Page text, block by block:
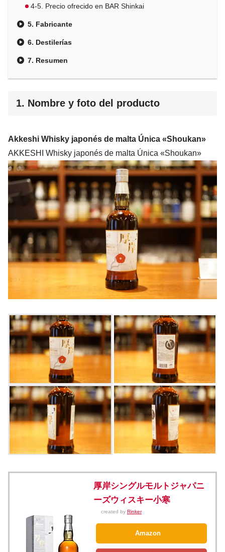
4-5. Precio ofrecido en BAR Shinkai
5. Fabricante
6. Destilerías
7. Resumen
1. Nombre y foto del producto
Akkeshi Whisky japonés de malta Única «Shoukan»
AKKESHI Whisky japonés de malta Única «Shoukan»
厚岸シングルモルトジャパニ
ーズウィスキー小寒
created by Rinker
Amazon